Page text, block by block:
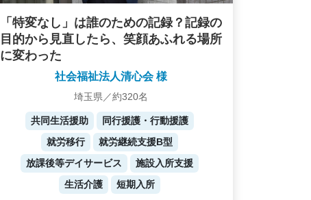
「特変なし」は誰のための記録？記録の
目的から見直したら、笑顔あふれる場所
に変わった
社会福祉法人清心会 様
埼玉県／約320名
共同生活援助
同行援護・行動援護
就労移行
就労継続支援B型
放課後等デイサービス
施設入所支援
生活介護
短期入所